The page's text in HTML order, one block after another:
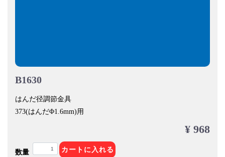
B1630
はんだ径調節金具
373(はんだΦ1.6mm)用
¥ 968
数量 カートに入れる